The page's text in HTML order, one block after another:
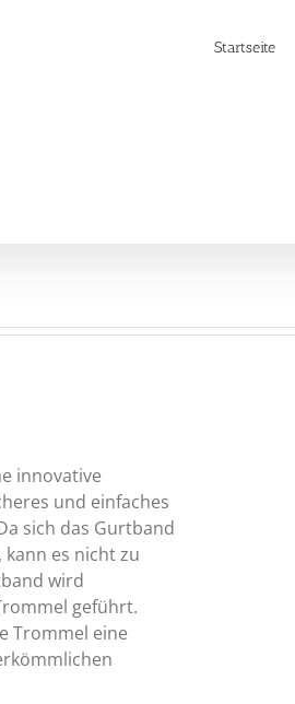
Startseite
innovative
und einfaches
sich das Gurtband
es nicht zu
wird
geführt.
Trommel eine